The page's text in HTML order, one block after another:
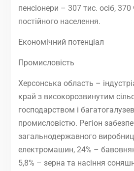
пенсіонери – 307 тис. осіб,
постійного населення.
Економічний потенціал
Промисловість
Херсонська область –
край з високорозвинутим
господарством і
промисловістю. Регіон
загальнодержавного
електромашин, 24% –
5,8% – зерна та насіння